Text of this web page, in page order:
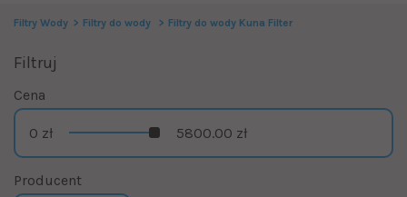
Filtry Wody Filtry do wody Filtry do wody Kuna Filter
Filtruj
Cena
0 zł 5800.00 zł
Producent